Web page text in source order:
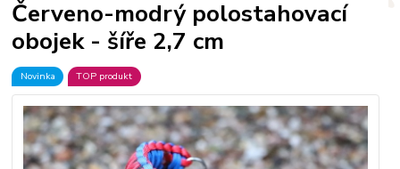
Červeno-modrý polostahovací
obojek - šíře 2,7 cm
Novinka TOP produkt